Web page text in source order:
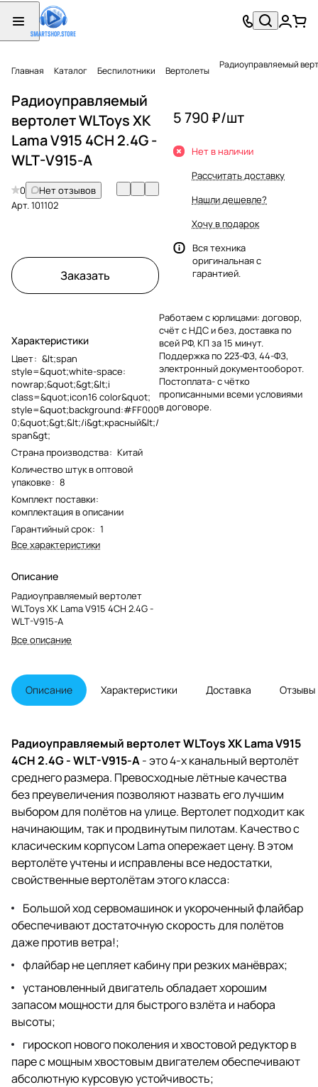
Главная Каталог Беспилотники Вертолеты Радиоуправляемый
Радиоуправляемый
вертолет WLToys XK
Lama V915 4CH 2.4G -
WLT-V915-A
0
Нет отзывов
Арт.101102
Заказать
Характеристики
Цвет: &lt;span
style=&quot;white-space:
nowrap;&quot;&gt;&lt;i
class=&quot;icon16 color&quot;
style=&quot;background:#FF000
0;&quot;&gt;&lt;/i&gt;красный&lt;/
span&gt;
Страна производства: Китай
Количество штук в оптовой
упаковке: 8
Комплект поставки:
комплектация в описании
Гарантийный срок: 1
Все характеристики
Описание
Радиоуправляемый вертолет
WLToys XK Lama V915 4CH 2.4G -
WLT-V915-A
Все описание
5 790 ₽/шт
Нет в наличии
Рассчитать доставку
Нашли дешевле?
Хочу в подарок
Вся техника
оригинальная с
гарантией.
Работаем с юрлицами: договор,
счёт с НДС и без, доставка по
всей РФ, КП за 15 минут.
Поддержка по 223-ФЗ, 44-ФЗ,
электронный документооборот.
Постоплата- с чётко
прописанными всеми условиями
в договоре.
Описание Характеристики Доставка Отзывы
Радиоуправляемый вертолет WLToys XK Lama V915
4CH 2.4G - WLT-V915-A- это 4-х канальный вертолёт
среднего размера. Превосходные лётные качества
без преувеличения позволяют назвать его лучшим
выбором для полётов на улице. Вертолет подходит как
начинающим, так и продвинутым пилотам. Качество с
класическим корпусом Lama опережает цену. В этом
вертолёте учтены и исправлены все недостатки,
свойственные вертолётам этого класса:
Большой ход сервомашинок и укороченный флайбар
обеспечивают достаточную скорость для полётов
даже против ветра!;
флайбар не цепляет кабину при резких манёврах;
установленный двигатель обладает хорошим
запасом мощности для быстрого взлёта и набора
высоты;
гироскоп нового поколения и хвостовой редуктор в
паре с мощным хвостовым двигателем обеспечивают
абсолютную курсовую устойчивость;